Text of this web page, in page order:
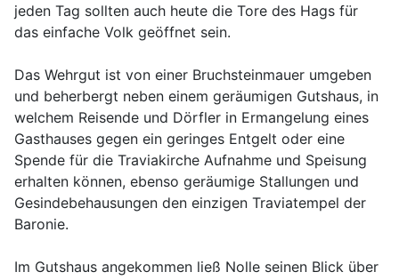
jeden Tag sollten auch heute die Tore des Hags für
das einfache Volk geöffnet sein.
Das Wehrgut ist von einer Bruchsteinmauer umgeben
und beherbergt neben einem geräumigen Gutshaus, in
welchem Reisende und Dörfler in Ermangelung eines
Gasthauses gegen ein geringes Entgelt oder eine
Spende für die Traviakirche Aufnahme und Speisung
erhalten können, ebenso geräumige Stallungen und
Gesindebehausungen den einzigen Traviatempel der
Baronie.
Im Gutshaus angekommen ließ Nolle seinen Blick über